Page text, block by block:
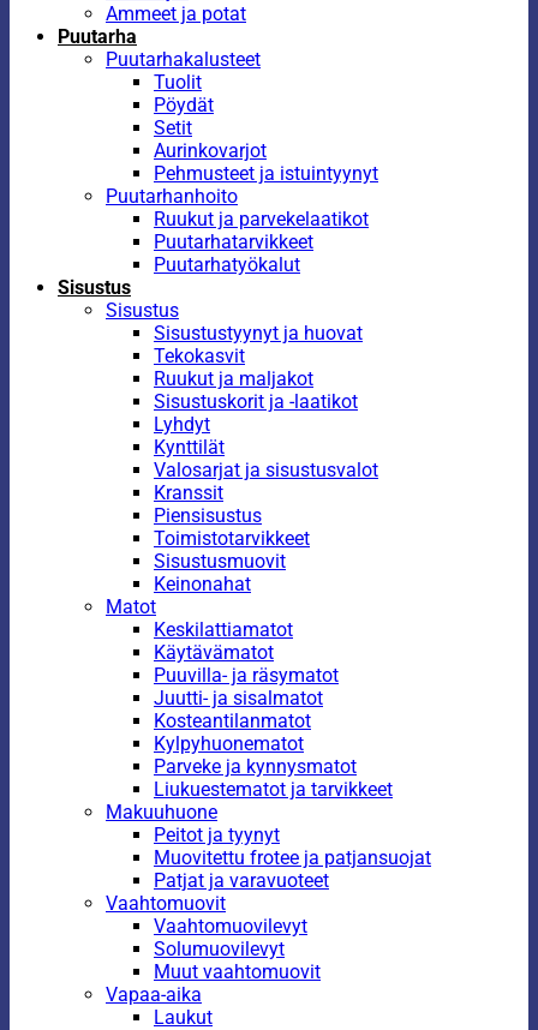
Ammeet ja potat
Puutarha
Puutarhakalusteet
Tuolit
Pöydät
Setit
Aurinkovarjot
Pehmusteet ja istuintyynyt
Puutarhanhoito
Ruukut ja parvekelaatikot
Puutarhatarvikkeet
Puutarhatyökalut
Sisustus
Sisustus
Sisustustyynyt ja huovat
Tekokasvit
Ruukut ja maljakot
Sisustuskorit ja -laatikot
Lyhdyt
Kynttilät
Valosarjat ja sisustusvalot
Kranssit
Piensisustus
Toimistotarvikkeet
Sisustusmuovit
Keinonahat
Matot
Keskilattiamatot
Käytävämatot
Puuvilla- ja räsymatot
Juutti- ja sisalmatot
Kosteantilanmatot
Kylpyhuonematot
Parveke ja kynnysmatot
Liukuestematot ja tarvikkeet
Makuuhuone
Peitot ja tyynyt
Muovitettu frotee ja patjansuojat
Patjat ja varavuoteet
Vaahtomuovit
Vaahtomuovilevyt
Solumuovilevyt
Muut vaahtomuovit
Vapaa-aika
Laukut